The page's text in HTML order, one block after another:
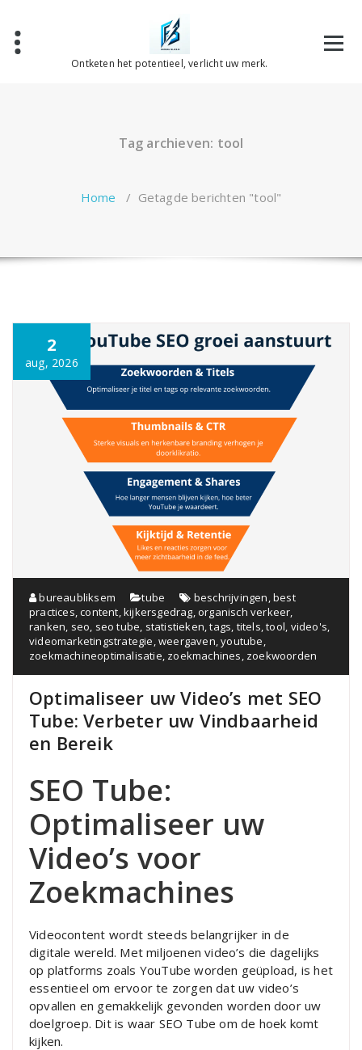
inhoud
Ontketen het potentieel, verlicht uw merk.
Tag archieven: tool
Home / Getagde berichten "tool"
2
aug, 2026
bureaubliksem tube beschrijvingen,best
practices,content,kijkersgedrag,organisch verkeer,
ranken, seo, seo tube, statistieken,tags, titels,tool, video's,
videomarketingstrategie,weergaven,youtube,
zoekmachineoptimalisatie, zoekmachines, zoekwoorden
Optimaliseer uw Video’s met SEO
Tube: Verbeter uw Vindbaarheid
en Bereik
SEO Tube:
Optimaliseer uw
Video’s voor
Zoekmachines
Videocontent wordt steeds belangrijker in de
digitale wereld. Met miljoenen video’s die dagelijks
op platforms zoals YouTube worden geüpload, is het
essentieel om ervoor te zorgen dat uw video’s
opvallen en gemakkelijk gevonden worden door uw
doelgroep. Dit is waar SEO Tube om de hoek komt
kijken.